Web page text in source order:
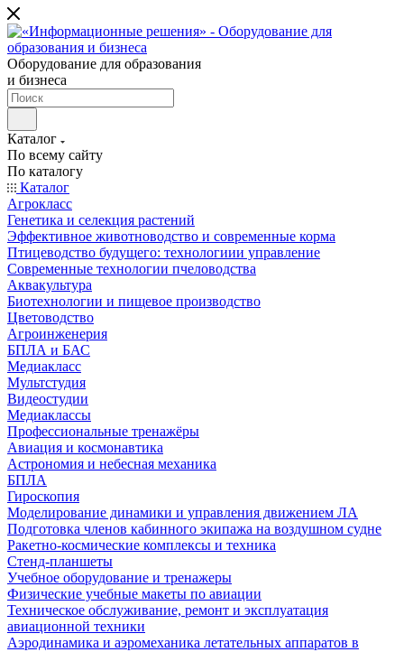
Оборудование для образования
и бизнеса
Каталог
По всему сайту
По каталогу
Каталог
Агрокласс
Генетика и селекция растений
Эффективное животноводство и современные корма
Птицеводство будущего: технологиии управление
Современные технологии пчеловодства
Аквакультура
Биотехнологии и пищевое производство
Цветоводство
Агроинженерия
БПЛА и БАС
Медиакласс
Мультстудия
Видеостудии
Медиаклассы
Профессиональные тренажёры
Авиация и космонавтика
Астрономия и небесная механика
БПЛА
Гироскопия
Моделирование динамики и управления движением ЛА
Подготовка членов кабинного экипажа на воздушном судне
Ракетно-космические комплексы и техника
Стенд-планшеты
Учебное оборудование и тренажеры
Физические учебные макеты по авиации
Техническое обслуживание, ремонт и эксплуатация
авиационной техники
Аэродинамика и аэромеханика летательных аппаратов в